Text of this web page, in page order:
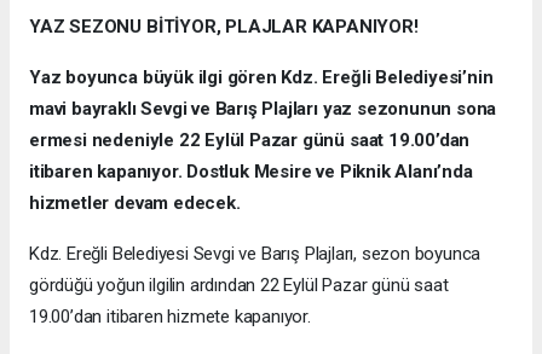
YAZ SEZONU BİTİYOR, PLAJLAR KAPANIYOR!
Yaz boyunca büyük ilgi gören Kdz. Ereğli Belediyesi’nin
mavi bayraklı Sevgi ve Barış Plajları yaz sezonunun sona
ermesi nedeniyle 22 Eylül Pazar günü saat 19.00’dan
itibaren kapanıyor. Dostluk Mesire ve Piknik Alanı’nda
hizmetler devam edecek.
Kdz. Ereğli Belediyesi Sevgi ve Barış Plajları, sezon boyunca
gördüğü yoğun ilgilin ardından 22 Eylül Pazar günü saat
19.00’dan itibaren hizmete kapanıyor.